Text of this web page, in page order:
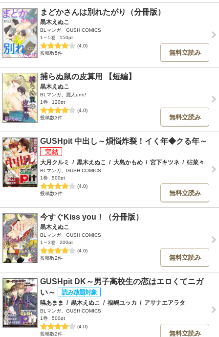
まどかさんは別れたがり（分冊版）
黒木えぬこ
BLマンガ、GUSH COMICS
1～5巻
150pt
(4.0)
投稿数5件
無料立読み
捕らぬ鼠の皮算用 【短編】
黒木えぬこ
BLマンガ、麗人uno!
1巻
120pt
(4.0)
投稿数3件
無料立読み
GUSHpit 中出し～煩悩炸裂！イく年◆クる年～
大月クルミ / 黒木えぬこ / 大島かもめ / 宮下キツネ / 砧菜々
BLマンガ、GUSH COMICS
1巻
500pt
(4.0)
投稿数3件
無料立読み
今すぐKiss you！（分冊版）
黒木えぬこ
BLマンガ、GUSH COMICS
1～3巻
200pt
(4.0)
投稿数2件
無料立読み
GUSHpit DK～男子高校生の恋はエロくてニガ
い～
暁あまま / 黒木えぬこ / 福嶋ユッカ / アサナエアラタ
BLマンガ、GUSH COMICS
1巻
500pt
(4.0)
投稿数2件
無料立読み